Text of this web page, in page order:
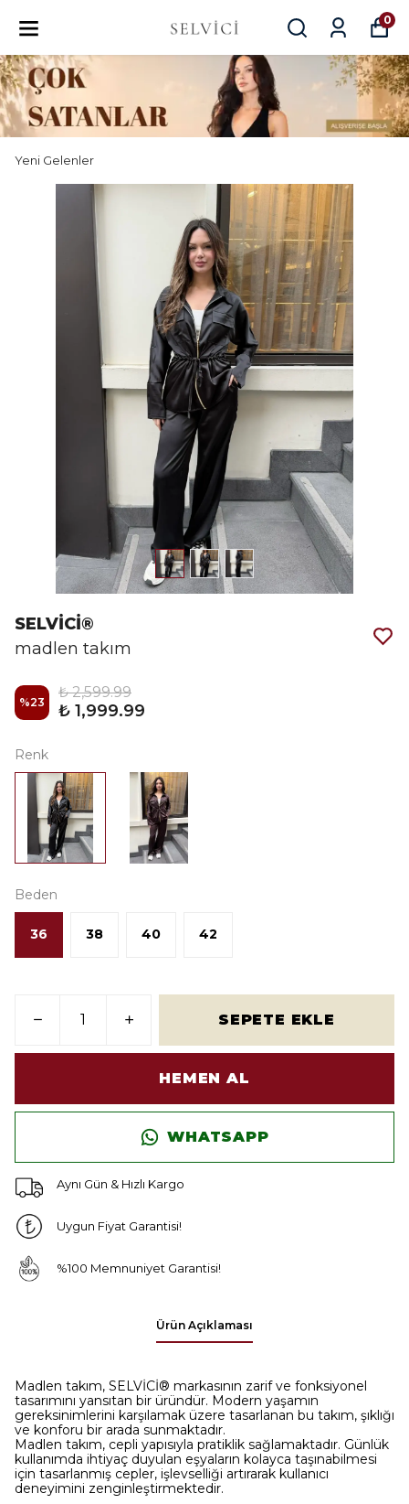
0
Yeni Gelenler
SELVİCİ®
madlen takım
%23
₺ 2,599.99
₺ 1,999.99
Renk
Beden
36 38 40 42
SEPETE EKLE
HEMEN AL
WHATSAPP
Aynı Gün & Hızlı Kargo
Uygun Fiyat Garantisi!
%100 Memnuniyet Garantisi!
Ürün Açıklaması
Madlen takım, SELVİCİ® markasının zarif ve fonksiyonel
tasarımını yansıtan bir üründür. Modern yaşamın
gereksinimlerini karşılamak üzere tasarlanan bu takım, şıklığı
ve konforu bir arada sunmaktadır.
Madlen takım, cepli yapısıyla pratiklik sağlamaktadır. Günlük
kullanımda ihtiyaç duyulan eşyaların kolayca taşınabilmesi
için tasarlanmış cepler, işlevselliği artırarak kullanıcı
deneyimini zenginleştirmektedir.